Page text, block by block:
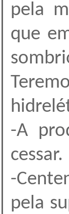
pela
que
-A
cessar.
-
pela